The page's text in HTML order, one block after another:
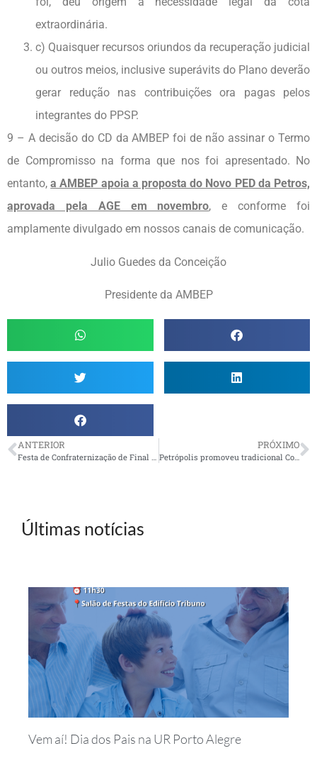
extraordinária.
c) Quaisquer recursos oriundos da recuperação judicial
ou outros meios, inclusive superávits do Plano deverão
gerar redução nas contribuições ora pagas pelos
integrantes do PPSP.
9 – A decisão do CD da AMBEP foi de não assinar o Termo
de Compromisso na forma que nos foi apresentado. No
entanto,a AMBEP apoia a proposta do Novo PED da Petros,
aprovada pela AGE em novembro, e conforme foi
amplamente divulgado em nossos canais de comunicação.
Julio Guedes da Conceição
Presidente da AMBEP
ANTERIOR PRÓXIMO
Petrópolis promoveu tradicional Confraternização de Final de Ano
Últimas notícias
Vem aí! Dia dos Pais na UR Porto Alegre